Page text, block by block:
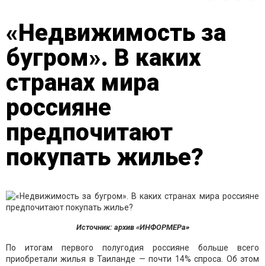
«Недвижимость за
бугром». В каких
странах мира
россияне
предпочитают
покупать жилье?
Источник: архив «ИНФОРМЕРа»
По итогам первого полугодия россияне больше всего
приобретали жилья в Таиланде — почти 14% спроса. Об этом